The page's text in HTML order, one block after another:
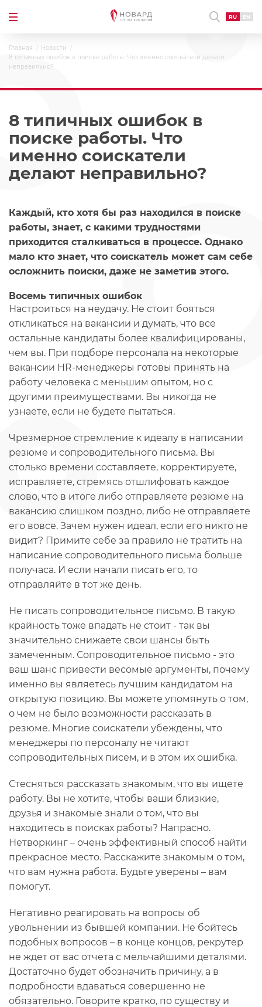
RU EN
Главная
Новости
8 типичных ошибок в поиске работы. Что именно соискатели делают
неправильно?
8 типичных ошибок в
поиске работы. Что
именно соискатели
делают неправильно?
Каждый, кто хотя бы раз находился в поиске
работы, знает, с какими трудностями
приходится сталкиваться в процессе. Однако
мало кто знает, что соискатель может сам себе
осложнить поиски, даже не заметив этого.
Восемь типичных ошибок
Настроиться на неудачу. Не стоит бояться
откликаться на вакансии и думать, что все
остальные кандидаты более квалифицированы,
чем вы. При подборе персонала на некоторые
вакансии HR-менеджеры готовы принять на
работу человека с меньшим опытом, но с
другими преимуществами. Вы никогда не
узнаете, если не будете пытаться.
Чрезмерное стремление к идеалу в написании
резюме и сопроводительного письма. Вы
столько времени составляете, корректируете,
исправляете, стремясь отшлифовать каждое
слово, что в итоге либо отправляете резюме на
вакансию слишком поздно, либо не отправляете
его вовсе. Зачем нужен идеал, если его никто не
видит? Примите себе за правило не тратить на
написание сопроводительного письма больше
получаса. И если начали писать его, то
отправляйте в тот же день.
Не писать сопроводительное письмо. В такую
крайность тоже впадать не стоит - так вы
значительно снижаете свои шансы быть
замеченным. Сопроводительное письмо - это
ваш шанс привести весомые аргументы, почему
именно вы являетесь лучшим кандидатом на
открытую позицию. Вы можете упомянуть о том,
о чем не было возможности рассказать в
резюме. Многие соискатели убеждены, что
менеджеры по персоналу не читают
сопроводительных писем, и в этом их ошибка.
Стесняться рассказать знакомым, что вы ищете
работу. Вы не хотите, чтобы ваши близкие,
друзья и знакомые знали о том, что вы
находитесь в поисках работы? Напрасно.
Нетворкинг – очень эффективный способ найти
прекрасное место. Расскажите знакомым о том,
что вам нужна работа. Будьте уверены – вам
помогут.
Негативно реагировать на вопросы об
увольнении из бывшей компании. Не бойтесь
подобных вопросов – в конце концов, рекрутер
не ждет от вас отчета с мельчайшими деталями.
Достаточно будет обозначить причину, а в
подробности вдаваться совершенно не
обязательно. Говорите кратко, по существу и